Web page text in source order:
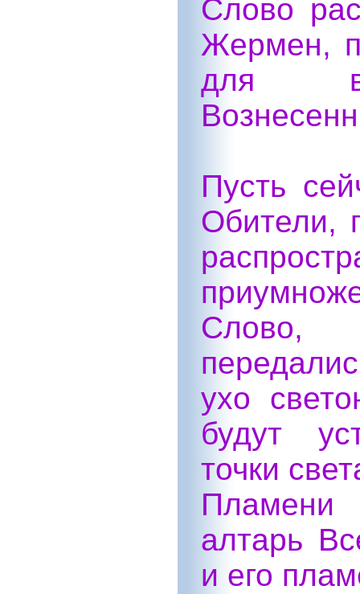
Слово
Жермен,
для
Пусть
Обители,
Слово,
ухо
будут
точки
Пламени
алтарь
и его